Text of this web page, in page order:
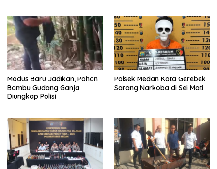
Modus Baru Jadikan, Pohon
Bambu Gudang Ganja
Diungkap Polisi
Polsek Medan Kota Gerebek
Sarang Narkoba di Sei Mati